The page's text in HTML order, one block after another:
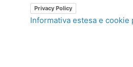
Privacy Policy
Informativa estesa e cookie